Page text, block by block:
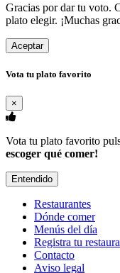
Gracias por dar tu voto.
plato elegir. ¡Muchas
Aceptar
Vota tu plato favorito
×
Vota tu plato favorito
escoger qué comer!
Entendido
Restaurantes
Dónde comer
Menús del día
Registra tu
Contacto
Aviso legal